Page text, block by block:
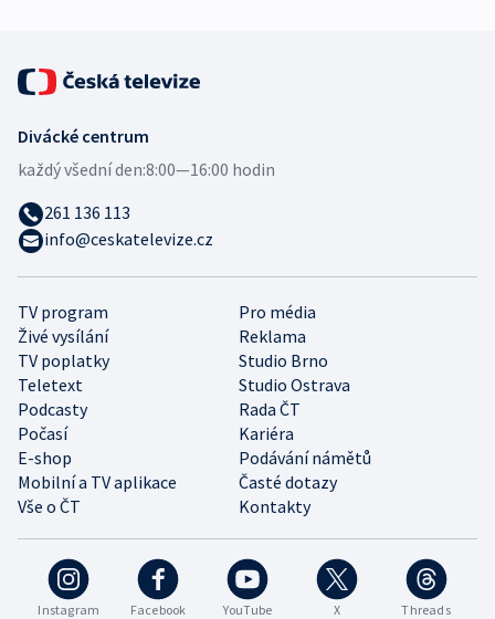
Instagram Facebook YouTube X Threads
TV program
Pro média
Živé vysílání
Reklama
TV poplatky
Studio Brno
Teletext
Studio Ostrava
Podcasty
Rada ČT
Počasí
Kariéra
E-shop
Podávání námětů
Mobilní a TV aplikace
Časté dotazy
Vše o ČT
Kontakty
Divácké centrum
každý všední den:8:00—16:00 hodin
261 136 113
info@ceskatelevize.cz